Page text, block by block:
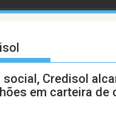
Credisol
em carteira de